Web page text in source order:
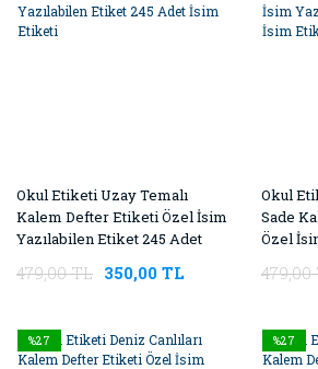
Okul Etiketi Uzay Temalı
Kalem Defter Etiketi Özel İsim
Yazılabilen Etiket 245 Adet
479,00 TL 350,00 TL
Okul
Sade
Özel
479,00
%27 %27